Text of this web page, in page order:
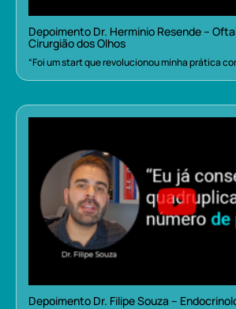
Depoimento Dr. Herminio Resende –
Cirurgião dos Olhos
“Foi um start que revolucionou minha prática
Depoimento Dr. Filipe Souza –